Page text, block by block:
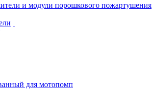
и модули порошкового пожартушения
для мотопомп